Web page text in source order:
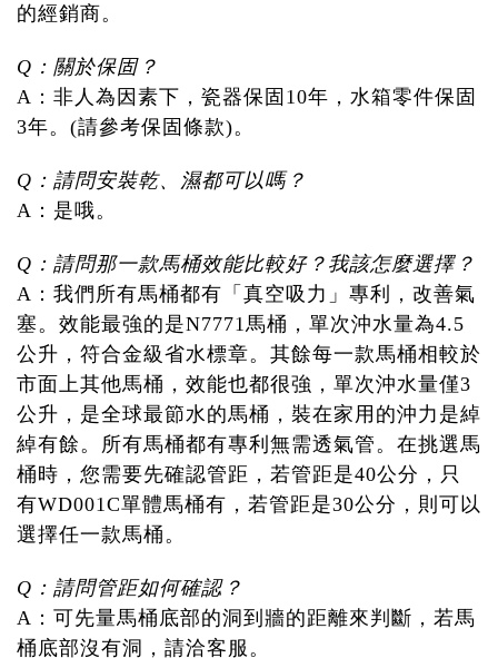
的經銷商。
Q：關於保固？
A：非人為因素下，瓷器保固10年，水箱零件保固
3年。(請參考保固條款)。
Q：請問安裝乾、濕都可以嗎？
A：是哦。
Q：請問那一款馬桶效能比較好？我該怎麼選擇？
A：我們所有馬桶都有「真空吸力」專利，改善氣
塞。效能最強的是N7771馬桶，單次沖水量為4.5
公升，符合金級省水標章。其餘每一款馬桶相較於
市面上其他馬桶，效能也都很強，單次沖水量僅3
公升，是全球最節水的馬桶，裝在家用的沖力是綽
綽有餘。所有馬桶都有專利無需透氣管。在挑選馬
桶時，您需要先確認管距，若管距是40公分，只
有WD001C單體馬桶有，若管距是30公分，則可以
選擇任一款馬桶。
Q：請問管距如何確認？
A：可先量馬桶底部的洞到牆的距離來判斷，若馬
桶底部沒有洞，請洽客服。